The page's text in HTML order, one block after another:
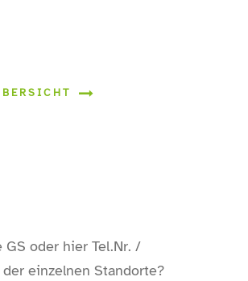
GS oder hier Tel.Nr. /
der einzelnen Standorte?